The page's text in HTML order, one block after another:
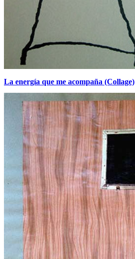
La energía que me acompaña (Collage)